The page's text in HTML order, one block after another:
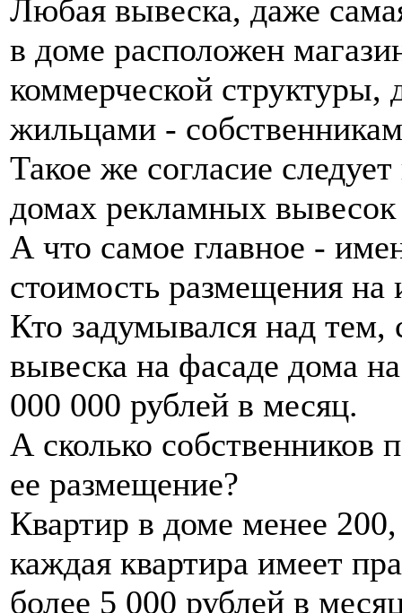
Любая вывеска, даже
в доме расположен
коммерческой структуры,
жильцами -
Такое же согласие
домах рекламных вывесок
А что самое главное -
стоимость размещения
Кто задумывался над тем,
вывеска на фасаде дома
000 000 рублей в месяц.
А сколько собственников
ее размещение?
Квартир в доме менее
каждая квартира имеет
более 5 000 рублей в